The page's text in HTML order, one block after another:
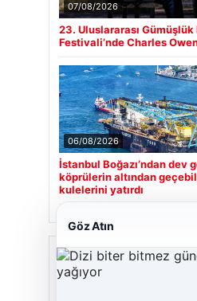
07/08/2026
23. Uluslararası
Festivali’nde Charles
06/08/2026
İstanbul Boğazı’ndan dev
köprülerin altından
kulelerini yatırdı
Son Eklenen Firmalar
Göz Atın